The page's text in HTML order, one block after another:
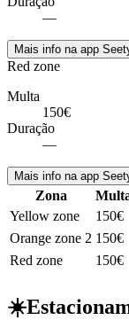
—
Mais info na app
Red zone
Multa
150€
Duração
—
Mais info na app
Zona
Yellow zone
150€
Orange zone 2 150€
Red zone 150€
☀️